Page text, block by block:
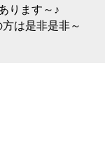
ります～♪
は是非是非～